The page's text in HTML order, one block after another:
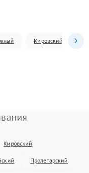
Кировский
Кировский
Пролетарский